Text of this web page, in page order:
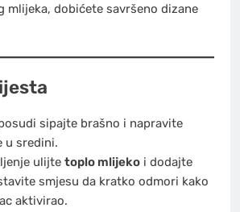
mlijeka, dobićete savršeno dizane
sipajte brašno i napravite
u sredini.
ulijte toplo mlijekoi dodajte
smjesu da kratko odmori kako
aktivirao.